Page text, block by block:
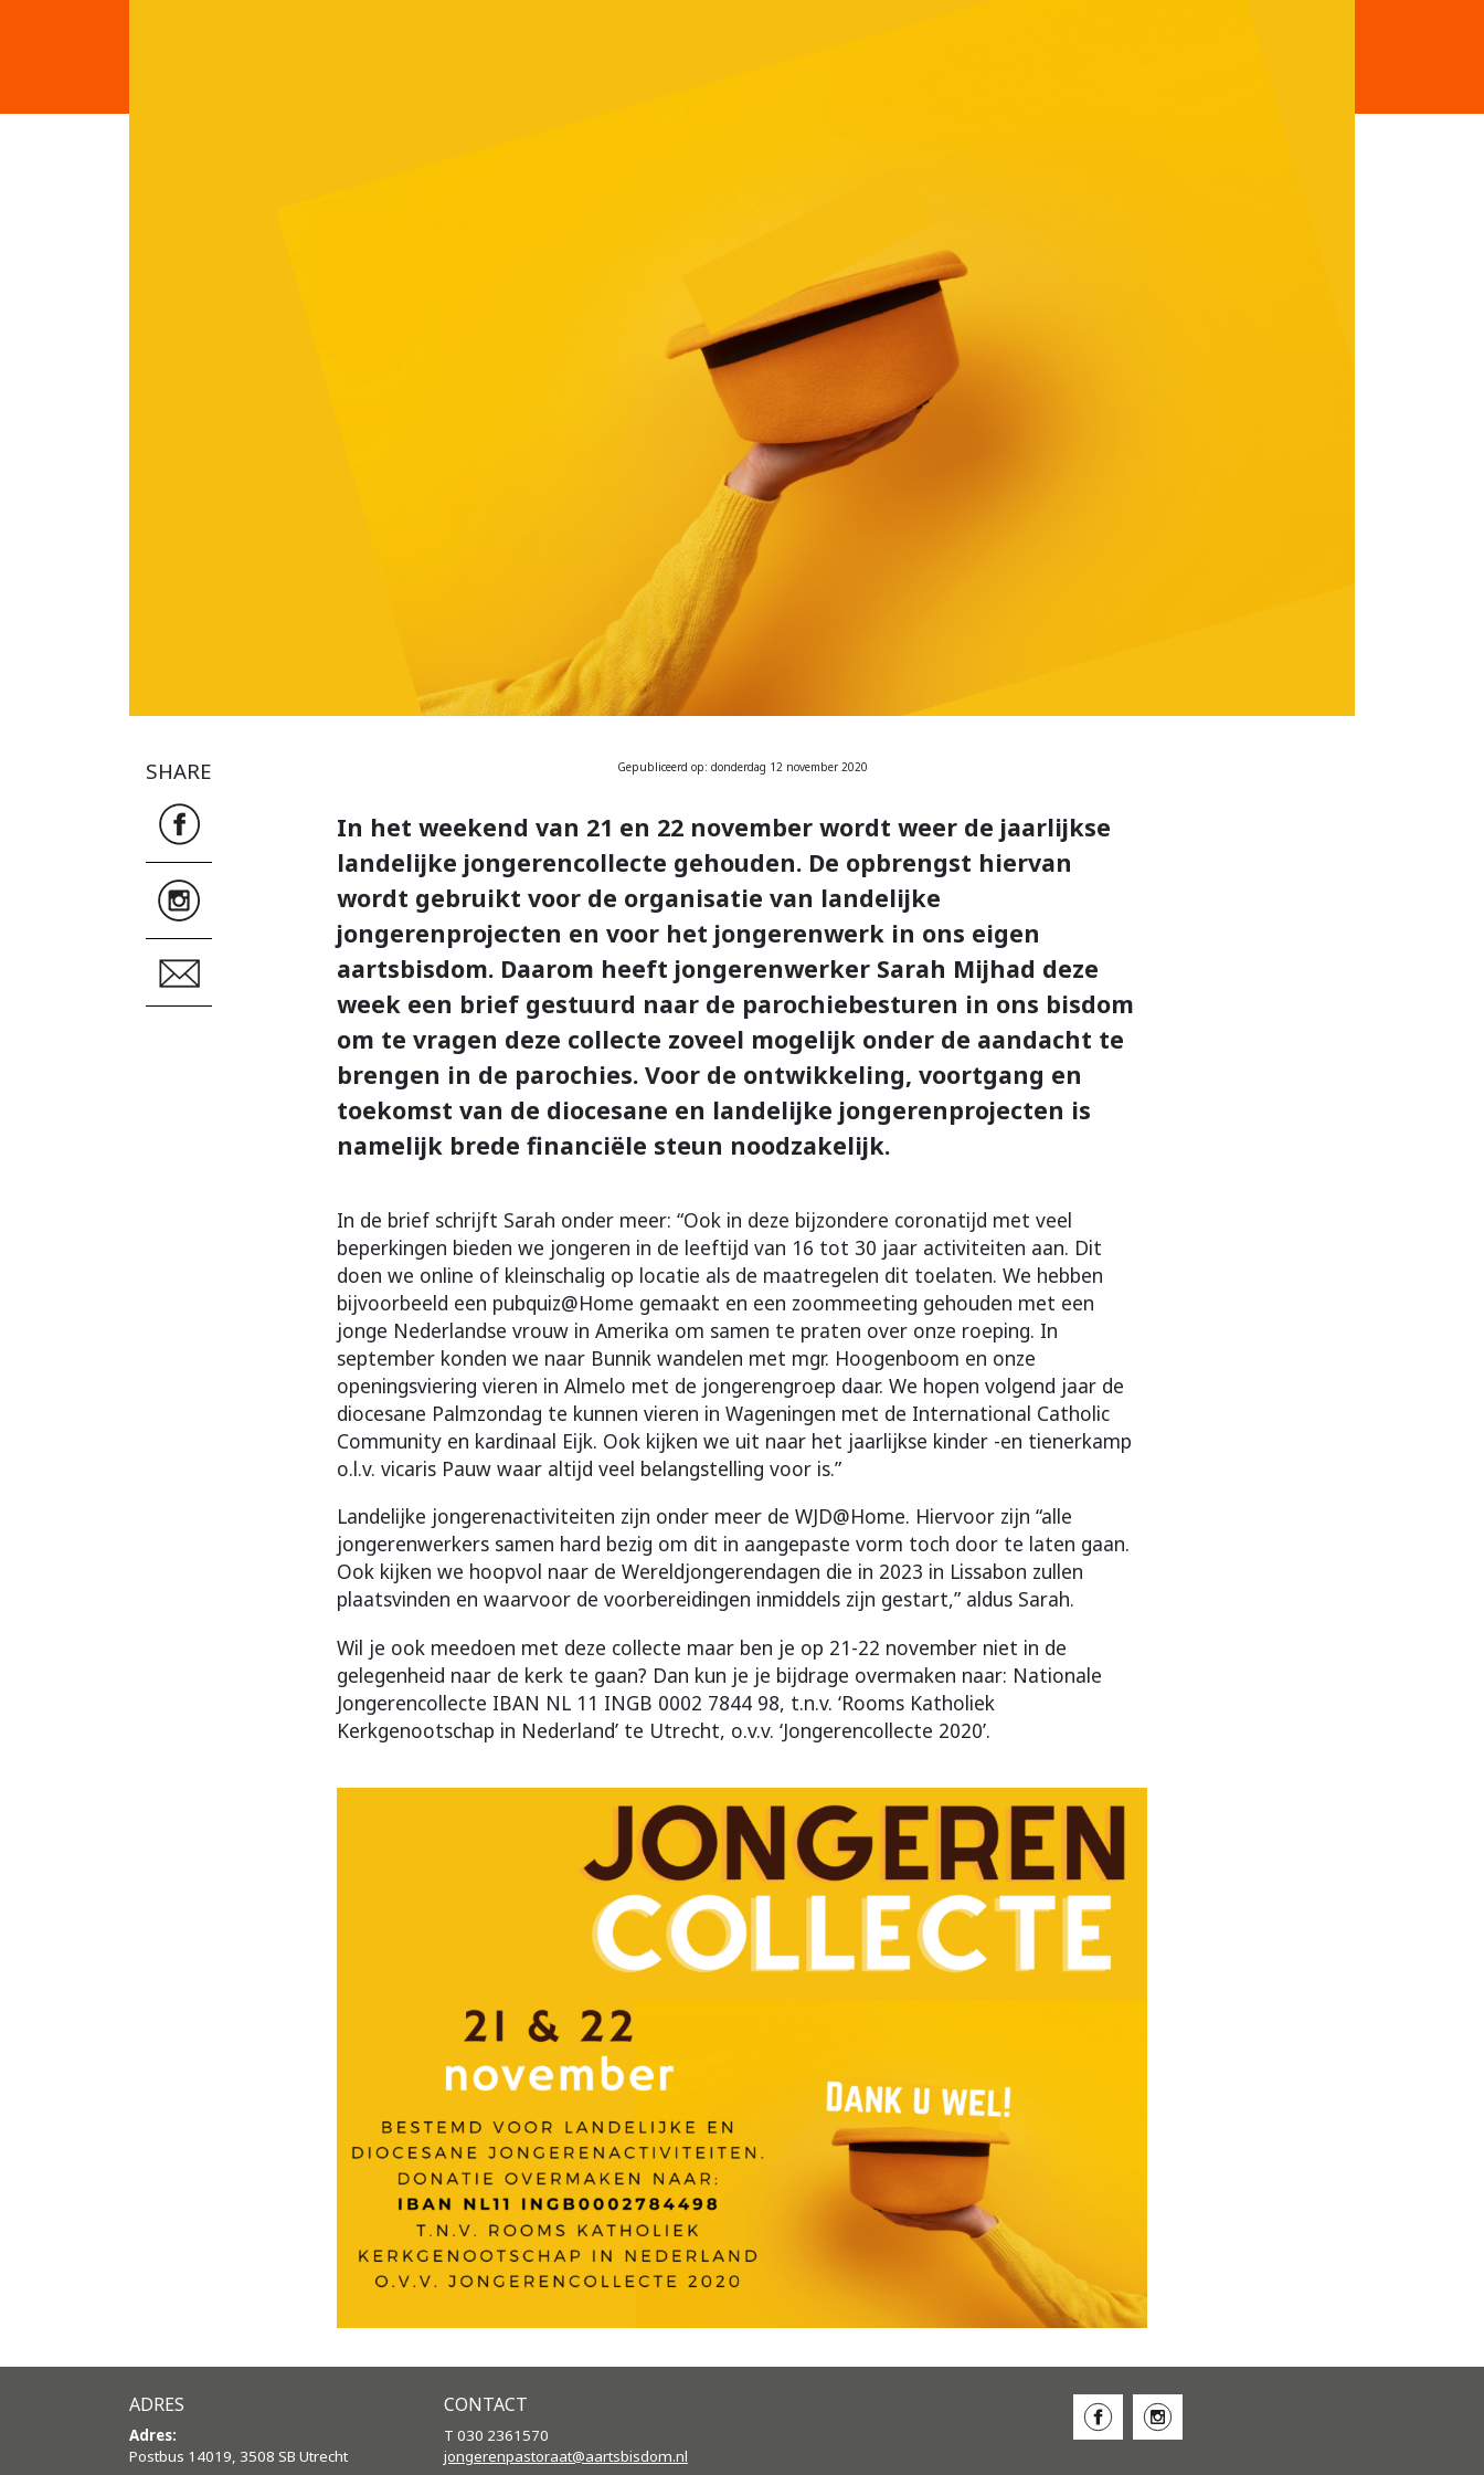
SHARE Gepubliceerd op: donderdag 12 november 2020
In het weekend van 21 en 22 november wordt weer de jaarlijkse
landelijke jongerencollecte gehouden. De opbrengst hiervan
wordt gebruikt voor de organisatie van landelijke
jongerenprojecten en voor het jongerenwerk in ons eigen
aartsbisdom. Daarom heeft jongerenwerker Sarah Mijhad deze
week een brief gestuurd naar de parochiebesturen in ons bisdom
om te vragen deze collecte zoveel mogelijk onder de aandacht te
brengen in de parochies. Voor de ontwikkeling, voortgang en
toekomst van de diocesane en landelijke jongerenprojecten is
namelijk brede financiële steun noodzakelijk.
In de brief schrijft Sarah onder meer: “Ook in deze bijzondere coronatijd met veel
beperkingen bieden we jongeren in de leeftijd van 16 tot 30 jaar activiteiten aan. Dit
doen we online of kleinschalig op locatie als de maatregelen dit toelaten. We hebben
bijvoorbeeld een pubquiz@Home gemaakt en een zoommeeting gehouden met een
jonge Nederlandse vrouw in Amerika om samen te praten over onze roeping. In
september konden we naar Bunnik wandelen met mgr. Hoogenboom en onze
openingsviering vieren in Almelo met de jongerengroep daar. We hopen volgend jaar de
diocesane Palmzondag te kunnen vieren in Wageningen met de International Catholic
Community en kardinaal Eijk. Ook kijken we uit naar het jaarlijkse kinder -en tienerkamp
o.l.v. vicaris Pauw waar altijd veel belangstelling voor is.”
Landelijke jongerenactiviteiten zijn onder meer de WJD@Home. Hiervoor zijn “alle
jongerenwerkers samen hard bezig om dit in aangepaste vorm toch door te laten gaan.
Ook kijken we hoopvol naar de Wereldjongerendagen die in 2023 in Lissabon zullen
plaatsvinden en waarvoor de voorbereidingen inmiddels zijn gestart,” aldus Sarah.
Wil je ook meedoen met deze collecte maar ben je op 21-22 november niet in de
gelegenheid naar de kerk te gaan? Dan kun je je bijdrage overmaken naar: Nationale
Jongerencollecte IBAN NL 11 INGB 0002 7844 98, t.n.v. ‘Rooms Katholiek
Kerkgenootschap in Nederland’ te Utrecht, o.v.v. ‘Jongerencollecte 2020’.
ADRES
Adres:
Postbus 14019, 3508 SB Utrecht
CONTACT
T 030 2361570
jongerenpastoraat@aartsbisdom.nl